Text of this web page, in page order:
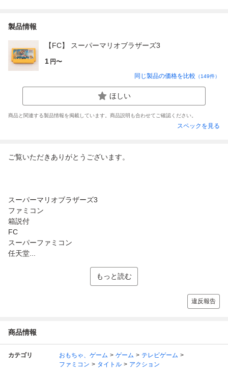
製品情報
【FC】 スーパーマリオブラザーズ3
1 円〜
同じ製品の価格を比較 （149件）
ほしい
商品と関連する製品情報を掲載しています。商品説明も合わせてご確認ください。
スペックを見る
ご覧いただきありがとうございます。
スーパーマリオブラザーズ3
ファミコン
箱説付
FC
スーパーファミコン
任天堂...
もっと読む
違反報告
商品情報
カテゴリ おもちゃ、ゲーム ゲーム
テレビゲーム
ファミコン
タイトル アクション